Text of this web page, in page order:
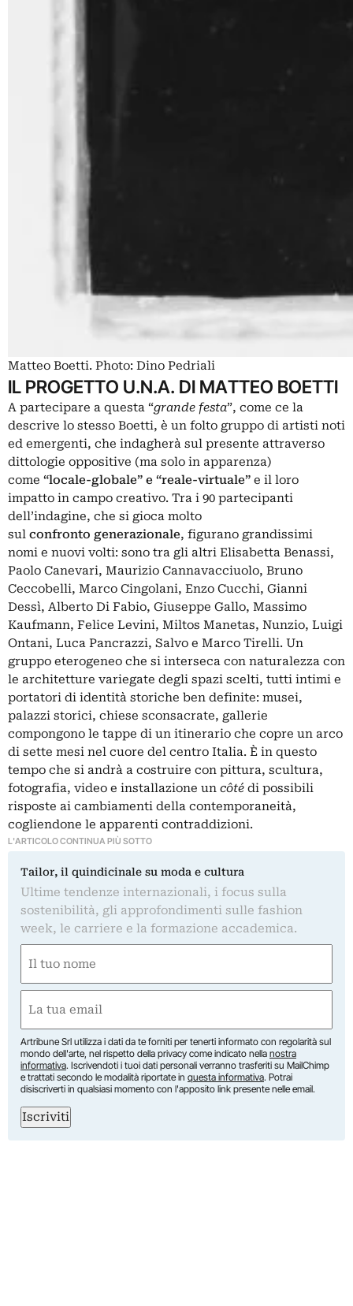
Matteo Boetti. Photo: Dino Pedriali
IL PROGETTO U.N.A. DI MATTEO BOETTI
A partecipare a questa “grande festa”, come ce la
descrive lo stesso Boetti, è un folto gruppo di artisti noti
ed emergenti, che indagherà sul presente attraverso
dittologie oppositive (ma solo in apparenza)
come “locale-globale” e “reale-virtuale” e il loro
impatto in campo creativo. Tra i 90 partecipanti
dell’indagine, che si gioca molto
sul confronto generazionale, figurano grandissimi
nomi e nuovi volti: sono tra gli altri Elisabetta Benassi,
Paolo Canevari, Maurizio Cannavacciuolo, Bruno
Ceccobelli, Marco Cingolani, Enzo Cucchi, Gianni
Dessì, Alberto Di Fabio, Giuseppe Gallo, Massimo
Kaufmann, Felice Levini, Miltos Manetas, Nunzio, Luigi
Ontani, Luca Pancrazzi, Salvo e Marco Tirelli. Un
gruppo eterogeneo che si interseca con naturalezza con
le architetture variegate degli spazi scelti, tutti intimi e
portatori di identità storiche ben definite: musei,
palazzi storici, chiese sconsacrate, gallerie
compongono le tappe di un itinerario che copre un arco
di sette mesi nel cuore del centro Italia. È in questo
tempo che si andrà a costruire con pittura, scultura,
fotografia, video e installazione un côté di possibili
risposte ai cambiamenti della contemporaneità,
cogliendone le apparenti contraddizioni.
L'ARTICOLO CONTINUA PIÙ SOTTO
Tailor, il quindicinale su moda e cultura
Ultime tendenze internazionali, i focus sulla
sostenibilità, gli approfondimenti sulle fashion
week, le carriere e la formazione accademica.
(Required)
First
(Required)
Artribune Srl utilizza i dati da te forniti per tenerti informato con regolarità sul
mondo dell'arte, nel rispetto della privacy come indicato nella nostra
informativa. Iscrivendoti i tuoi dati personali verranno trasferiti su MailChimp
e trattati secondo le modalità riportate in questa informativa. Potrai
disiscriverti in qualsiasi momento con l'apposito link presente nelle email.
Iscriviti